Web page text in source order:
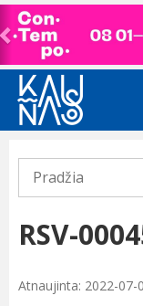
Previous
Pradžia
RSV-
Atnaujinta: 2022-07-